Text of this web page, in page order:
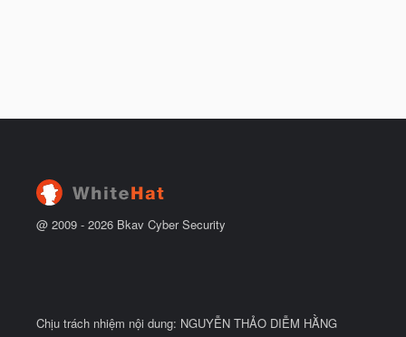
@ 2009 - 2026 Bkav Cyber Security
Chịu trách nhiệm nội dung: NGUYỄN THẢO DIỄM HẰNG